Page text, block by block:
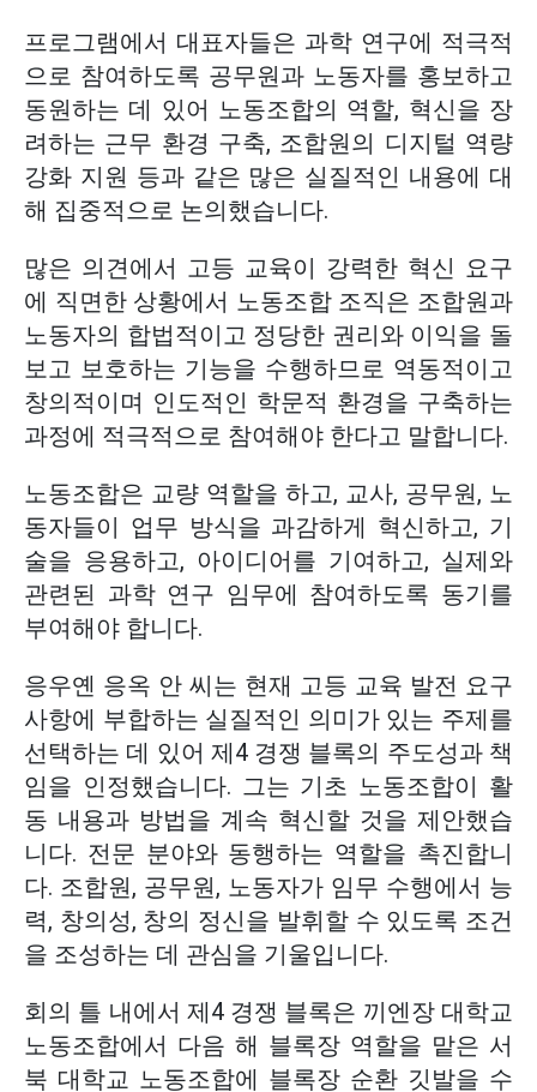
프로그램에서 대표자들은 과학 연구에 적극적
으로 참여하도록 공무원과 노동자를 홍보하고
동원하는 데 있어 노동조합의 역할, 혁신을 장
려하는 근무 환경 구축, 조합원의 디지털 역량
강화 지원 등과 같은 많은 실질적인 내용에 대
해 집중적으로 논의했습니다.
많은 의견에서 고등 교육이 강력한 혁신 요구
에 직면한 상황에서 노동조합 조직은 조합원과
노동자의 합법적이고 정당한 권리와 이익을 돌
보고 보호하는 기능을 수행하므로 역동적이고
창의적이며 인도적인 학문적 환경을 구축하는
과정에 적극적으로 참여해야 한다고 말합니다.
노동조합은 교량 역할을 하고, 교사, 공무원, 노
동자들이 업무 방식을 과감하게 혁신하고, 기
술을 응용하고, 아이디어를 기여하고, 실제와
관련된 과학 연구 임무에 참여하도록 동기를
부여해야 합니다.
응우옌 응옥 안 씨는 현재 고등 교육 발전 요구
사항에 부합하는 실질적인 의미가 있는 주제를
선택하는 데 있어 제4 경쟁 블록의 주도성과 책
임을 인정했습니다. 그는 기초 노동조합이 활
동 내용과 방법을 계속 혁신할 것을 제안했습
니다. 전문 분야와 동행하는 역할을 촉진합니
다. 조합원, 공무원, 노동자가 임무 수행에서 능
력, 창의성, 창의 정신을 발휘할 수 있도록 조건
을 조성하는 데 관심을 기울입니다.
회의 틀 내에서 제4 경쟁 블록은 끼엔장 대학교
노동조합에서 다음 해 블록장 역할을 맡은 서
북 대학교 노동조합에 블록장 순환 깃발을 수